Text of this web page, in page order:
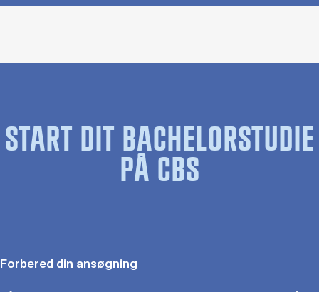
START DIT BACHELORSTUDIE
PÅ CBS
Forbered din ansøgning